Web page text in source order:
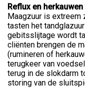
Reflux en
Maagzuur is extreem
tasten het
gebitsslijtage wordt
cliënten brengen de
(rumineren of
terugkeer van
terug in de slokdarm
storing van de